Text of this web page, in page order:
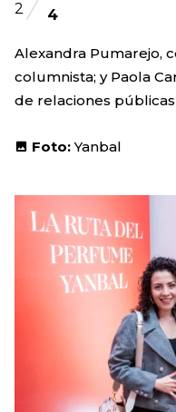
2 4
Alexandra Pumarejo,
columnista; y Paola
de relaciones públicas
Foto:Yanbal